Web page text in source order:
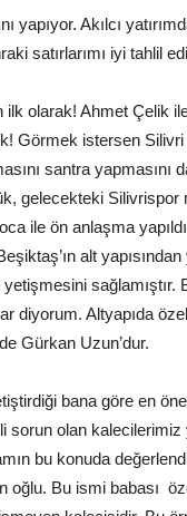
yapıyor. Akılcı
satırlarımı iyi tahlil
ilk olarak! Ahmet Çelik
Görmek istersen Silivri
santra
gelecekteki Silivrispor
ile ön anlaşma
alt
sağlamıştır.
diyorum. Altyapıda
Gürkan Uzun’dur.
bana göre en
sorun olan
bu konuda
oğlu. Bu ismi babası